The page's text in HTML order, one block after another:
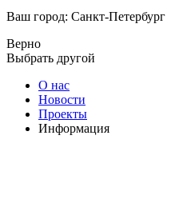
Ваш город: Санкт-Петербург
Верно
Выбрать другой
О нас
Новости
Проекты
Информация